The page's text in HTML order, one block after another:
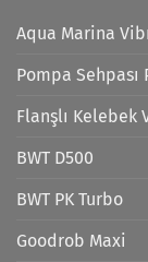
Aqua Marina
Pompa Sehpası
Flanşlı Kelebek
BWT D500
BWT PK Turbo
Goodrob Maxi